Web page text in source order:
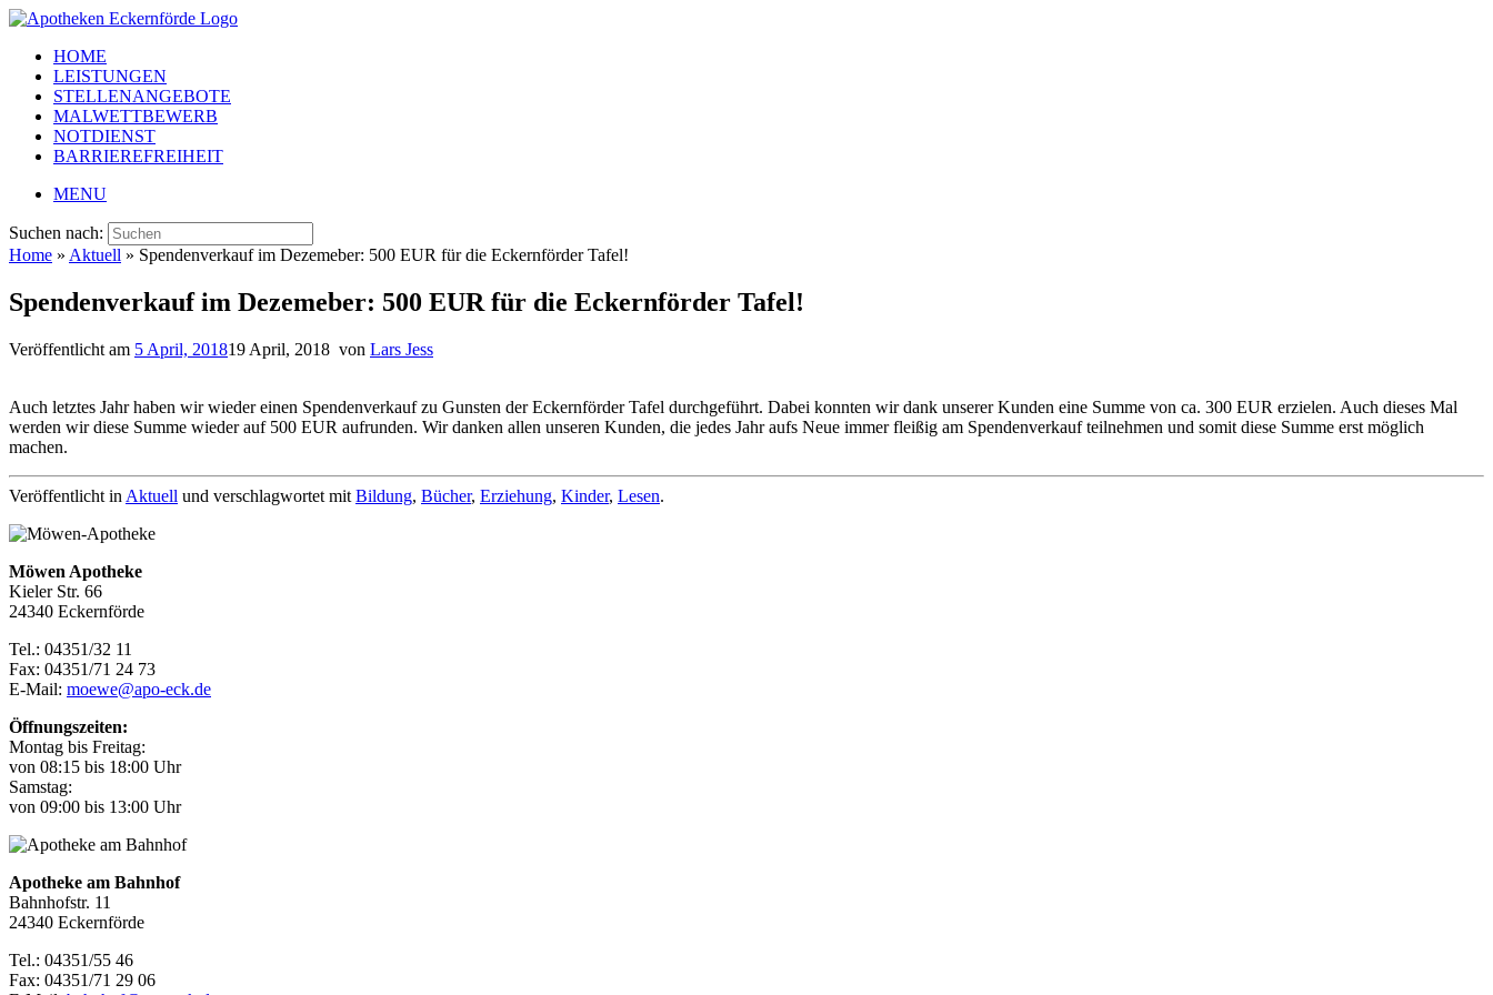
HOME
LEISTUNGEN
STELLENANGEBOTE
MALWETTBEWERB
NOTDIENST
BARRIEREFREIHEIT
MENU
Suchen nach:
Home » Aktuell » Spendenverkauf im Dezemeber: 500 EUR für die Eckernförder Tafel!
Spendenverkauf im Dezemeber: 500 EUR für die Eckernförder Tafel!
Veröffentlicht am 5 April, 201819 April, 2018 von Lars Jess
Auch letztes Jahr haben wir wieder einen Spendenverkauf zu Gunsten der Eckernförder Tafel durchgeführt. Dabei konnten wir dank unserer Kunden eine Summe von ca. 300 EUR erzielen. Auch dieses Mal
werden wir diese Summe wieder auf 500 EUR aufrunden. Wir danken allen unseren Kunden, die jedes Jahr aufs Neue immer fleißig am Spendenverkauf teilnehmen und somit diese Summe erst möglich
machen.
Veröffentlicht in Aktuell und verschlagwortet mit Bildung, Bücher, Erziehung, Kinder, Lesen.
Möwen Apotheke
Kieler Str. 66
24340 Eckernförde
Tel.: 04351/32 11
Fax: 04351/71 24 73
E-Mail: moewe@apo-eck.de
Öffnungszeiten:
Montag bis Freitag:
von 08:15 bis 18:00 Uhr
Samstag:
von 09:00 bis 13:00 Uhr
Apotheke am Bahnhof
Bahnhofstr. 11
24340 Eckernförde
Tel.: 04351/55 46
Fax: 04351/71 29 06